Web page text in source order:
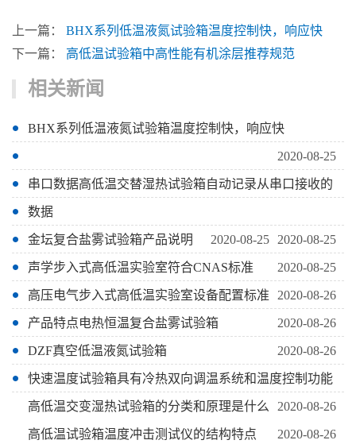
上一篇： BHX系列低温液氮试验箱温度控制快，响应快
下一篇： 高低温试验箱中高性能有机涂层推荐规范
相关新闻
BHX系列低温液氮试验箱温度控制快，响应快
2020-08-25
串口数据高低温交替湿热试验箱自动记录从串口接收的
数据
2020-08-25
金坛复合盐雾试验箱产品说明 2020-08-25
声学步入式高低温实验室符合CNAS标准 2020-08-25
高压电气步入式高低温实验室设备配置标准 2020-08-26
产品特点电热恒温复合盐雾试验箱 2020-08-26
DZF真空低温液氮试验箱 2020-08-26
快速温度试验箱具有冷热双向调温系统和温度控制功能
2020-08-26
高低温交变湿热试验箱的分类和原理是什么
2020-08-26
高低温试验箱温度冲击测试仪的结构特点